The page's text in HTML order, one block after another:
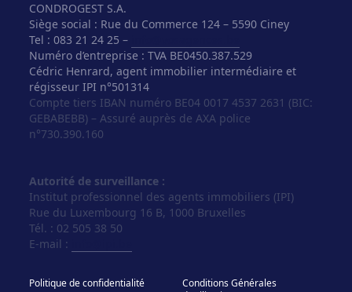
CONDROGEST S.A.
Siège social : Rue du Commerce 124 – 5590 Ciney
Tel : 083 21 24 25 –
Numéro d’entreprise : TVA BE0450.387.529
Cédric Henrard, agent immobilier intermédiaire et
régisseur IPI n°501314
Compte tiers IBAN numéro BE04 0017 4537 2631 (BIC:
GEBABEBB) – Assuré auprès de AXA police
n°730.390.160
Autorité de surveillance :
Institut professionnel des agents immobiliers (IPI)
Rue du Luxembourg 16 B, 1000 Bruxelles
Tél. : 02 505 38 50
E-mail :
Politique de confidentialité
Conditions Générales